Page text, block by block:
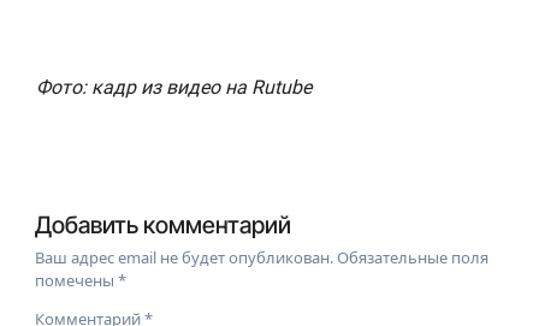
Фото: кадр из видео на Rutube
Добавить комментарий
Ваш адрес email не будет опубликован.Обязательные поля
помечены*
Комментарий*